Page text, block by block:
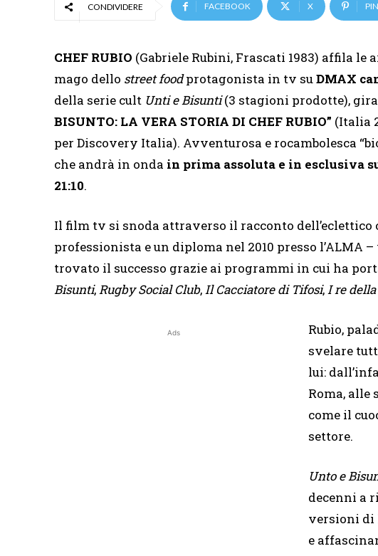
CONDIVIDERE FACEBOOK X
CHEF RUBIO (Gabriele Rubini, Frascati 1983) affila
mago dello street foodprotagonista in tv suDMAX
della serie cult Unti e Bisunti(3 stagioni prodotte),
BISUNTO: LA VERA STORIA DI CHEF RUBIO” (Italia
per Discovery Italia). Avventurosa e rocambolesca
che andrà in onda in prima assoluta e in esclusiva
21:10.
Il film tv si snoda attraverso il racconto dell’eclettico
professionista e un diploma nel 2010 presso l’ALMA
trovato il successo grazie ai programmi in cui ha
Bisunti,Rugby Social Club,Il Cacciatore di Tifosi,I re
Ads
Rubio,
svelare
lui:
Roma, alle
come il
settore.
Unto e
decenni a
versioni di
e